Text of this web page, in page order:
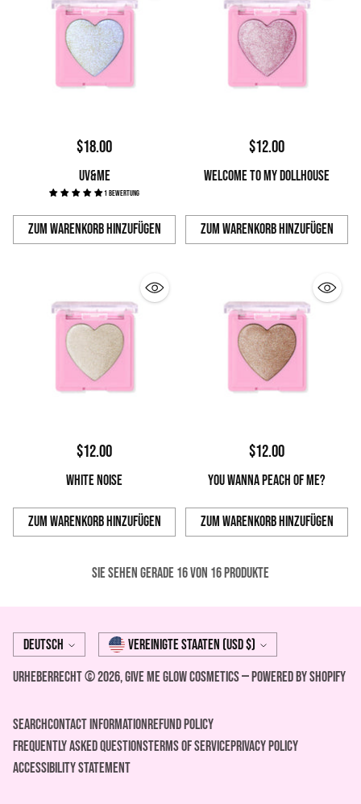
$18.00
UV&ME
1 Bewertung
Zum Warenkorb hinzufügen
Anzahl
$12.00
WELCOME TO MY DOLLHOUSE
Zum Warenkorb hinzufügen
Anzahl
$12.00
WHITE NOISE
Zum Warenkorb hinzufügen
Anzahl
$12.00
YOU WANNA PEACH OF ME?
Zum Warenkorb hinzufügen
Anzahl
Sie sehen gerade 16 von 16 produkte
Sprache
Deutsch Währung Vereinigte Staaten (USD $)
Urheberrecht © 2026,Give Me Glow Cosmetics—Powered by Shopify
SearchContact InformationREFUND POLICY
FREQUENTLY ASKED QUESTIONSTerms of ServicePrivacy Policy
ACCESSIBILITY STATEMENT